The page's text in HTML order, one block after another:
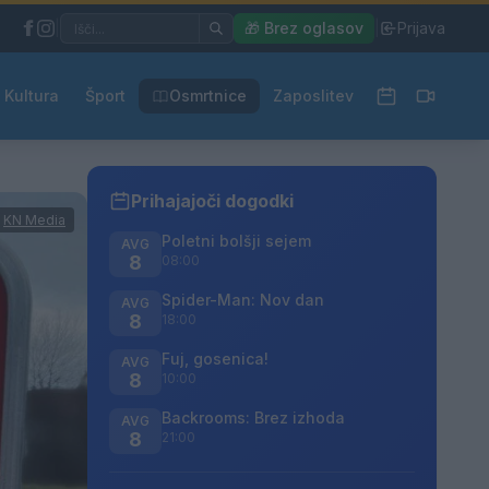
🎁 Brez oglasov Prijava
Kultura Šport Osmrtnice Zaposlitev
KN Media
Prihajajoči dogodki
AVG
8
Poletni bolšji sejem
08:00
AVG
8
Spider-Man: Nov dan
18:00
AVG
8
Fuj, gosenica!
10:00
AVG
8
Backrooms: Brez izhoda
21:00